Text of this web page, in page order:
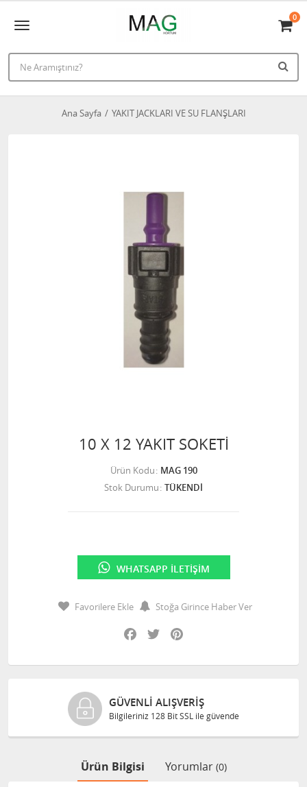
0
Ana Sayfa YAKIT JACKLARI VE SU FLANŞLARI
10 X 12 YAKIT SOKETİ
Ürün Kodu MAG 190
Stok Durumu TÜKENDİ
WHATSAPP İLETIŞIM
Favorilere Ekle
Stoğa Girince Haber Ver
Facebook
Twitter
GÜVENLI ALIŞVERIŞ
Bilgileriniz 128 Bit SSL ile güvende
Ürün Bilgisi Yorumlar (0)